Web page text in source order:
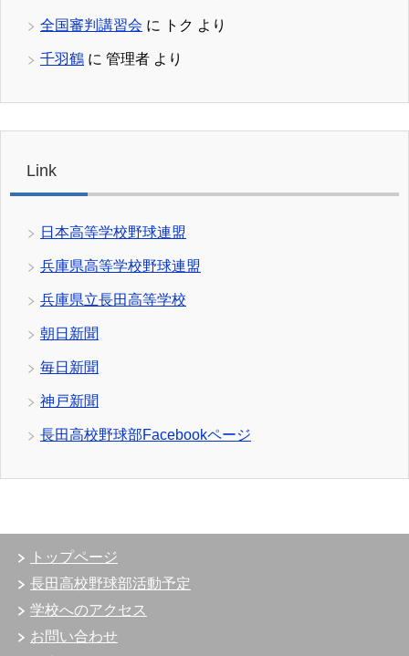
全国審判講習会 に トク より
千羽鶴 に 管理者 より
Link
日本高等学校野球連盟
兵庫県高等学校野球連盟
兵庫県立長田高等学校
朝日新聞
毎日新聞
神戸新聞
長田高校野球部Facebookページ
トップページ
長田高校野球部活動予定
学校へのアクセス
お問い合わせ